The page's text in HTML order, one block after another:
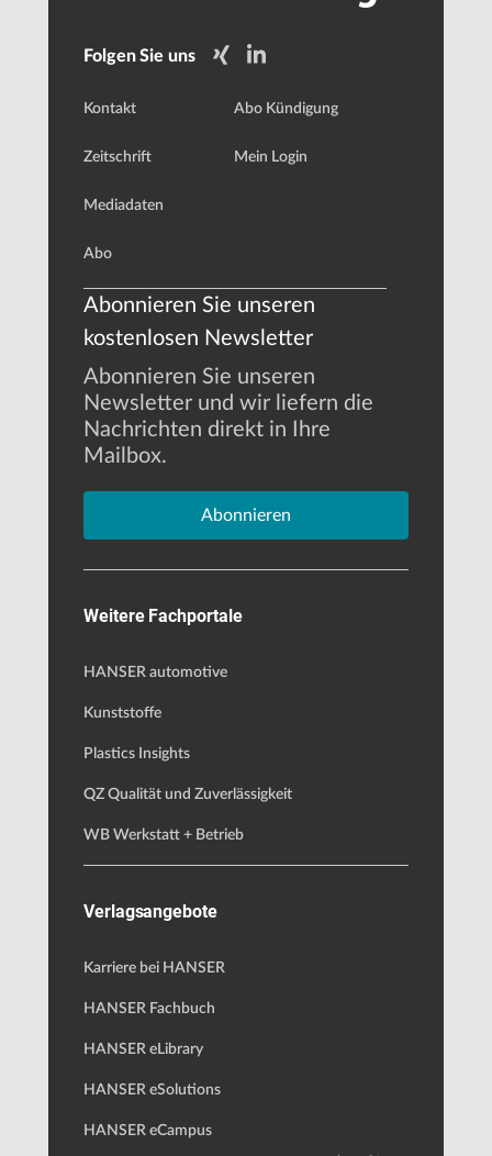
Folgen Sie uns
Kontakt
Zeitschrift
Mediadaten
Abo
Abo Kündigung
Mein Login
Abonnieren Sie unseren
kostenlosen Newsletter
Abonnieren Sie unseren
Newsletter und wir liefern die
Nachrichten direkt in Ihre
Mailbox.
Abonnieren
Weitere Fachportale
HANSER automotive
Kunststoffe
Plastics Insights
QZ Qualität und Zuverlässigkeit
WB Werkstatt + Betrieb
Verlagsangebote
Karriere bei HANSER
HANSER Fachbuch
HANSER eLibrary
HANSER eSolutions
HANSER eCampus